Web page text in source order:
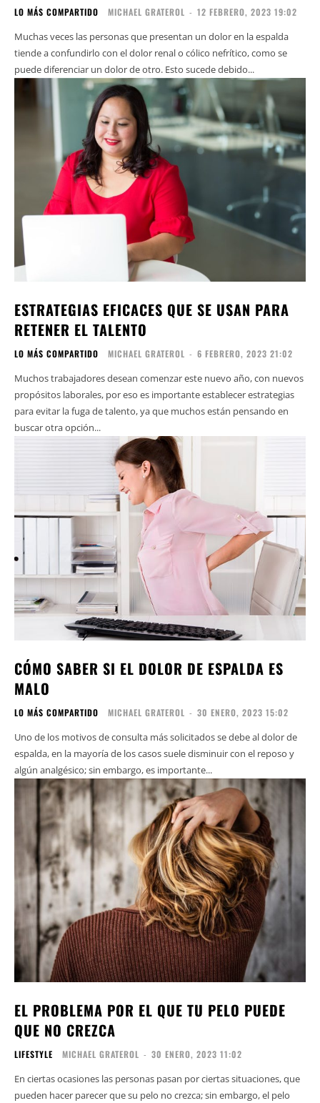
LO MÁS COMPARTIDO MICHAEL GRATEROL - 12 FEBRERO, 2023 19:02
Muchas veces las personas que presentan un dolor en la espalda
tiende a confundirlo con el dolor renal o cólico nefrítico, como se
puede diferenciar un dolor de otro. Esto sucede debido...
ESTRATEGIAS EFICACES QUE SE USAN PARA
RETENER EL TALENTO
LO MÁS COMPARTIDO MICHAEL GRATEROL - 6 FEBRERO, 2023 21:02
Muchos trabajadores desean comenzar este nuevo año, con nuevos
propósitos laborales, por eso es importante establecer estrategias
para evitar la fuga de talento, ya que muchos están pensando en
buscar otra opción...
CÓMO SABER SI EL DOLOR DE ESPALDA ES
MALO
LO MÁS COMPARTIDO MICHAEL GRATEROL - 30 ENERO, 2023 15:02
Uno de los motivos de consulta más solicitados se debe al dolor de
espalda, en la mayoría de los casos suele disminuir con el reposo y
algún analgésico; sin embargo, es importante...
EL PROBLEMA POR EL QUE TU PELO PUEDE
QUE NO CREZCA
LIFESTYLE MICHAEL GRATEROL - 30 ENERO, 2023 11:02
En ciertas ocasiones las personas pasan por ciertas situaciones, que
pueden hacer parecer que su pelo no crezca; sin embargo, el pelo